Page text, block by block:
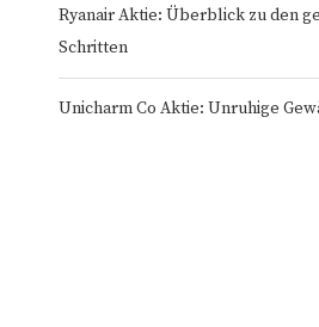
Ryanair Aktie: Überblick zu den
Schritten
Unicharm Co Aktie: Unruhige